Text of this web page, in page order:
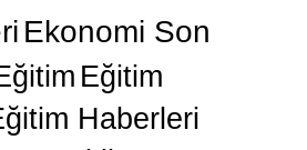
Ekonomi Son
Eğitim
Haberleri